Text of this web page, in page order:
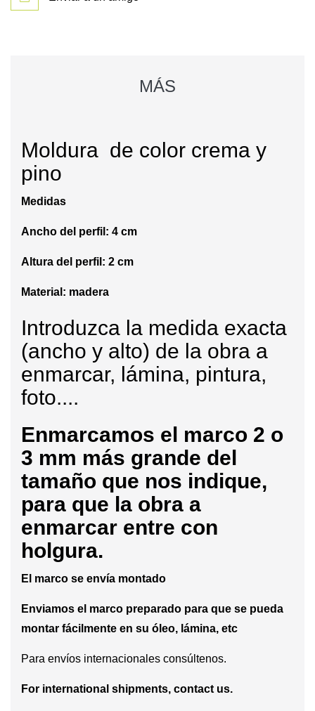
MÁS
Moldura de color crema y
pino
Medidas
Ancho del perfil: 4 cm
Altura del perfil: 2 cm
Material: madera
Introduzca la medida exacta
(ancho y alto) de la obra a
enmarcar, lámina, pintura,
foto....
Enmarcamos el marco 2 o
3 mm más grande del
tamaño que nos indique,
para que la obra a
enmarcar entre con
holgura.
El marco se envía montado
Enviamos el marco preparado para que se pueda
montar fácilmente en su óleo, lámina, etc
Para envíos internacionales consúltenos.
For international shipments, contact us.